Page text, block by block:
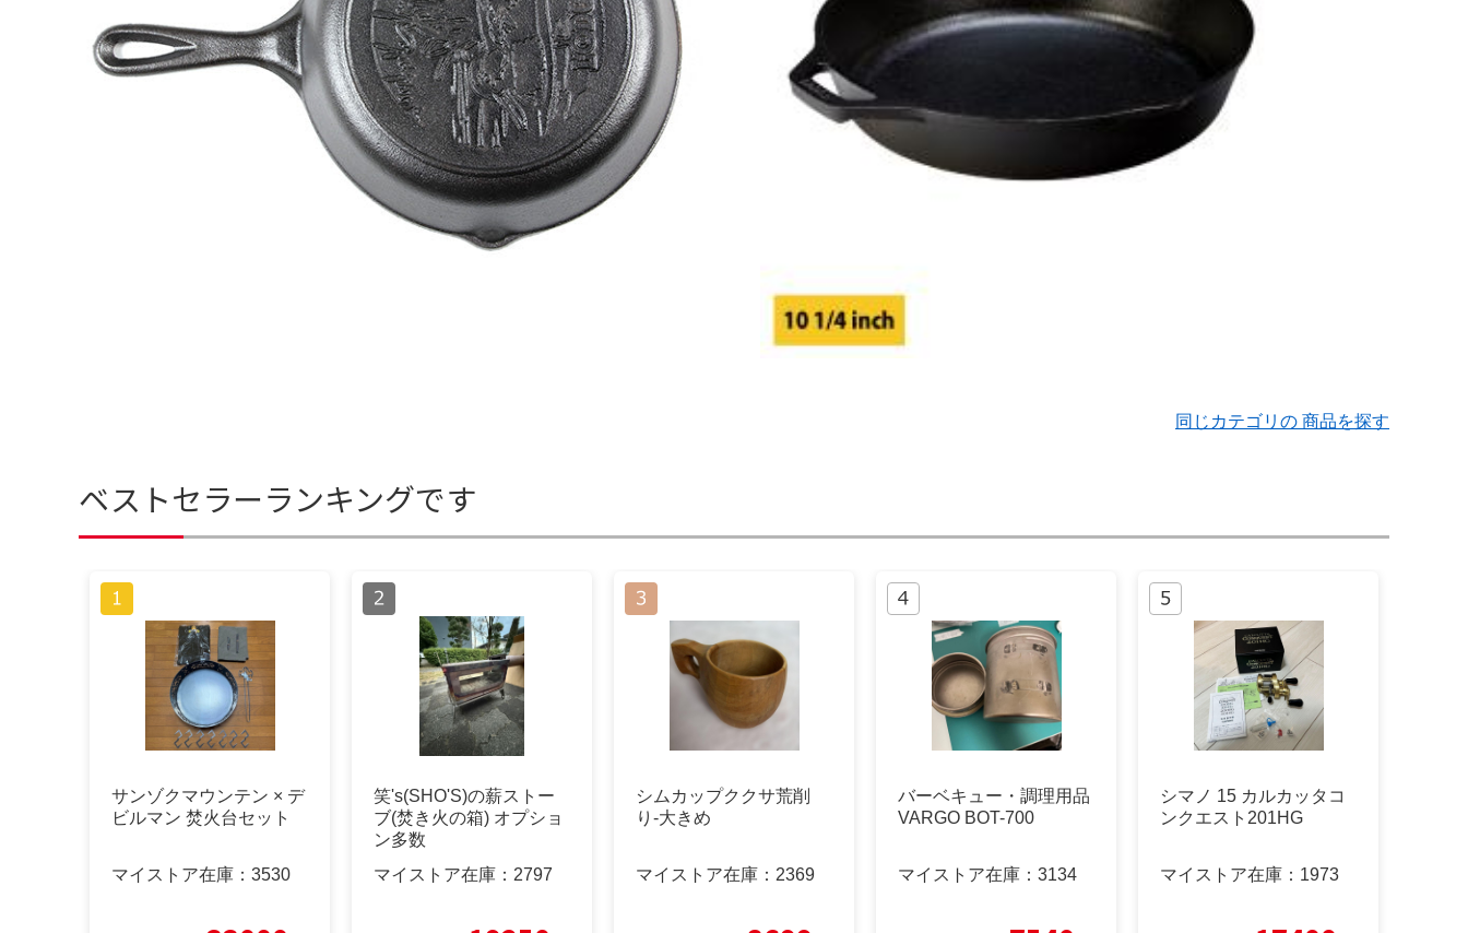
同じカテゴリの 商品を探す
ベストセラーランキングです
サンゾクマウンテン × デ
ビルマン 焚火台セット
マイストア在庫： 3530
笑's(SHO'S)の薪ストー
ブ(焚き火の箱) オプショ
ン多数
マイストア在庫： 2797
シムカップククサ荒削
り-大きめ
マイストア在庫： 2369
バーベキュー・調理用品
VARGO BOT-700
マイストア在庫： 3134
シマノ 15 カルカッタコ
ンクエスト201HG
マイストア在庫： 1973